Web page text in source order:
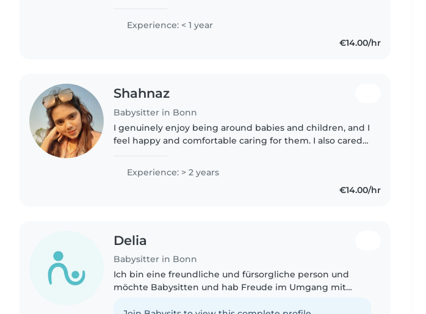
Experience: < 1 year
€14.00/hr
Shahnaz
Babysitter in Bonn
I genuinely enjoy being around babies and children, and I
feel happy and comfortable caring for them. I also cared
Experience: > 2 years
€14.00/hr
Delia
Babysitter in Bonn
Ich bin eine freundliche und fürsorgliche person und
möchte Babysitten und hab Freude im Umgang mit